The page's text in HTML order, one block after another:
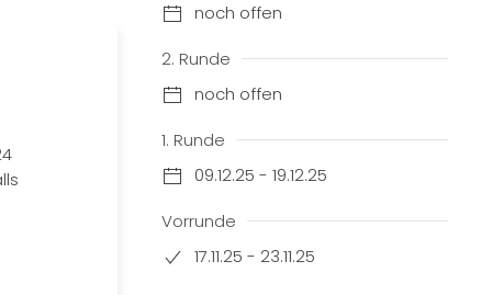
noch offen
2. Runde
noch offen
1. Runde
09.12.25 - 19.12.25
Vorrunde
17.11.25 - 23.11.25